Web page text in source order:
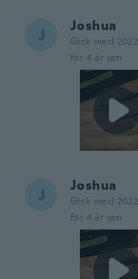
J Joshua
Gick med 2022
för 4 år sen
J Joshua
Gick med 2022
för 4 år sen